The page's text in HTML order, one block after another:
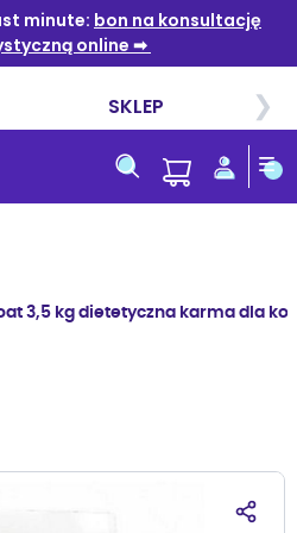
3,5 kg dietetyczna karma dla